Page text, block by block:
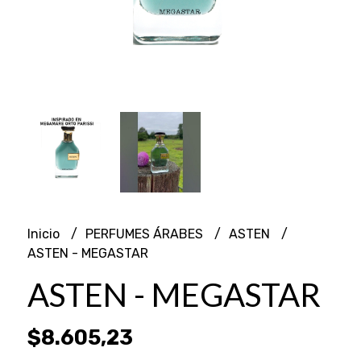
Inicio PERFUMES ÁRABES
ASTEN
ASTEN - MEGASTAR
ASTEN - MEGASTAR
$8.605,23